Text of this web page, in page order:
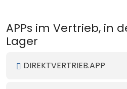
APPs im Vertrieb, in
Lager
DIREKTVERTRIEB.APP